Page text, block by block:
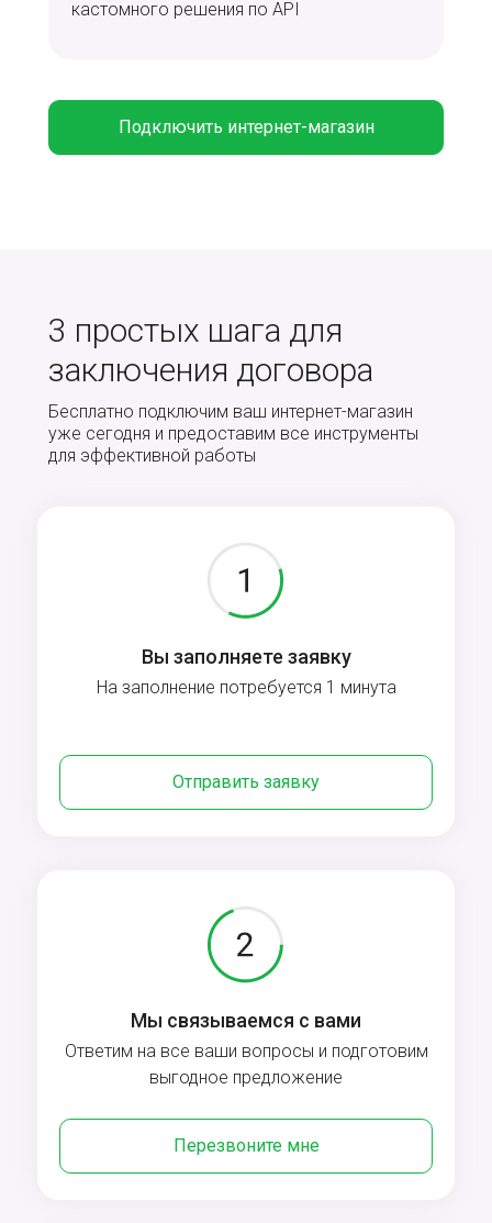
Подключить интернет-магазин
кастомного решения по API
3 простых шага для
заключения договора
Бесплатно подключим ваш интернет-магазин
уже сегодня и предоставим все инструменты
для эффективной работы
Отправить заявку
Вы заполняете заявку
На заполнение потребуется 1 минута
Перезвоните мне
Мы связываемся с вами
Ответим на все ваши вопросы и подготовим
выгодное предложение